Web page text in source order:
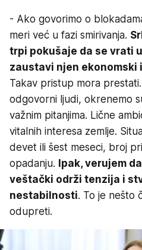
- Ako govorimo o
meri već u fazi smirivanja.
trpi pokušaje da se vrati
zaustavi njen
Takav pristup mora
odgovorni ljudi, okrenemo
važnim pitanjima. Lične
vitalnih interesa zemlje.
devet ili šest meseci, broj
opadanju. Ipak, verujem
veštački održi tenzija i
nestabilnosti. To je nešto
odupreti.